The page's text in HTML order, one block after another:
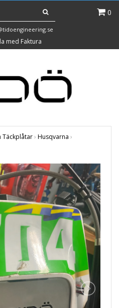
0
med Faktura
Täckplåtar› Husqvarna ›